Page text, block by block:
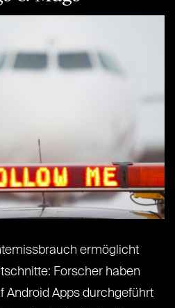
ermöglicht
Forscher haben
Android Apps durchgeführt